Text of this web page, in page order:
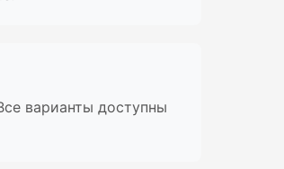
варианты доступны